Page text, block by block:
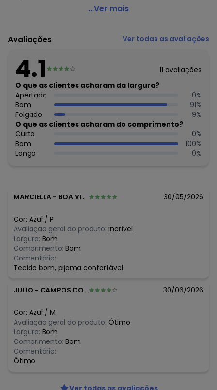
Alma Dolce - Pijama Floral Ramos em Canelado
Modelagem: Solta
Decote frente: Redondo
Comprimento: Curto
Material: Malha Canelada
Estação: Ano Inteiro
Situação de Uso: Casual
Composição Material: 98% Viscose, 2% Elastano
Histórico de preços
O preço apresentado abaixo é o menor oferecido em
algum dia do mês, para o menor tamanho disponível.
agosto/2026
N/D*
abril/2026 N/D*
fevereiro/2026
...Ver mais
Avaliações Ver todas as avaliações
4.1 11 avaliações
O que as clientes acharam da largura?
Apertado
0%
Bom
91%
Folgado
9%
O que as clientes acharam do comprimento?
Curto
0%
Bom
100%
Longo
0%
MARCIELLA - BOA VISTA - RR 30/05/2026
Cor: Azul / P
Avaliação geral do produto: Incrível
Largura: Bom
Comprimento: Bom
Comentário:
Tecido bom, pijama confortável
JULIO - CAMPOS DOS GOYTACAZES - RJ 30/06/2026
Cor: Azul / M
Avaliação geral do produto: Ótimo
Largura: Bom
Comprimento: Bom
Comentário:
Ótimo